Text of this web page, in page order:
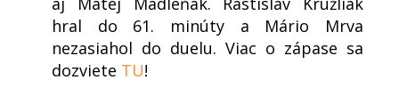
hral do 61. minúty a Mário Mrva
nezasiahol do duelu. Viac o zápase sa
dozviete TU!